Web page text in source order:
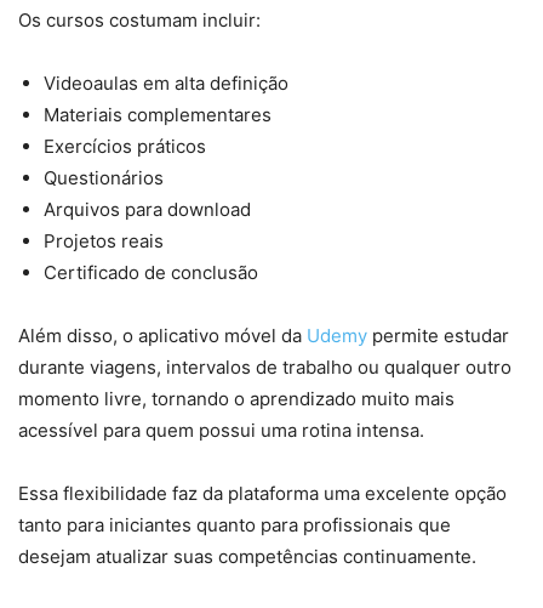
Os cursos costumam incluir:
Videoaulas em alta definição
Materiais complementares
Exercícios práticos
Questionários
Arquivos para download
Projetos reais
Certificado de conclusão
Além disso, o aplicativo móvel da Udemy permite estudar
durante viagens, intervalos de trabalho ou qualquer outro
momento livre, tornando o aprendizado muito mais
acessível para quem possui uma rotina intensa.
Essa flexibilidade faz da plataforma uma excelente opção
tanto para iniciantes quanto para profissionais que
desejam atualizar suas competências continuamente.